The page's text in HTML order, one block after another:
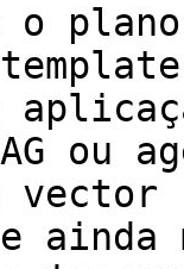
o
ou
ainda